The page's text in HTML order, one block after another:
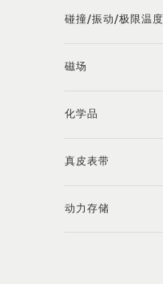
碰撞/振动/极限温度
磁场
化学品
真皮表带
动力存储